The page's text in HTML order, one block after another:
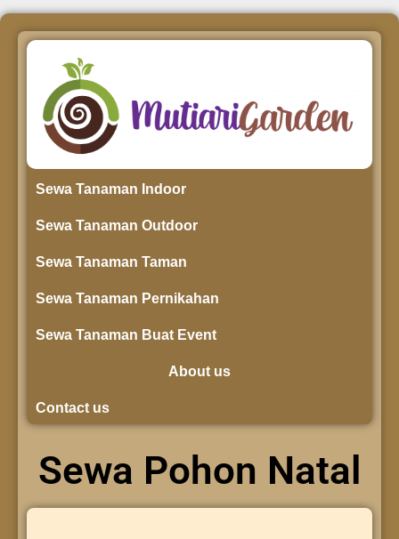
Sewa Tanaman Indoor
Sewa Tanaman Outdoor
Sewa Tanaman Taman
Sewa Tanaman Pernikahan
Sewa Tanaman Buat Event
About us
Contact us
Sewa Pohon Natal